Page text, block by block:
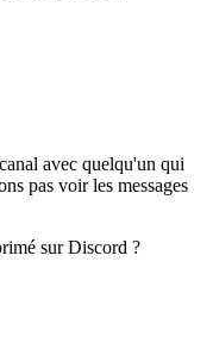
avec quelqu'un qui
pas voir les messages
sur Discord ?